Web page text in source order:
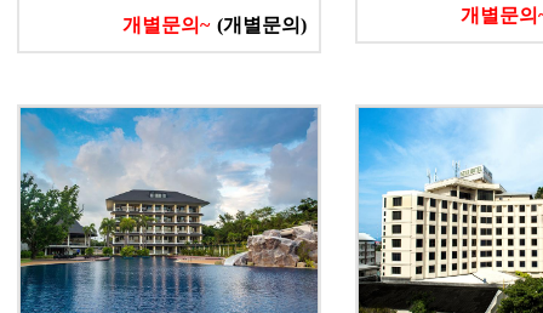
개별문의~ (개별문의) 개별문의